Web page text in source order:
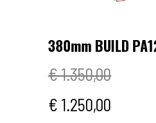
380mm BUILD
€ 1.350,00
€ 1.250,00